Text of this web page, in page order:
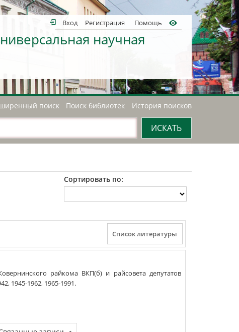
Вход Регистрация Помощь
научная
поиск Поиск библиотек История поисков
Сортировать по:
райкома ВКП(б) и райсовета депутатов
1945-1962, 1965-1991.